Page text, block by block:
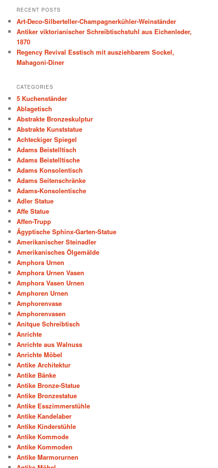
r
h
RECENT POSTS
Art-Deco-Silberteller-Champagnerkühler-Weinständer
Antiker viktorianischer Schreibtischstuhl aus Eichenleder,
1870
Regency Revival Esstisch mit ausziehbarem Sockel,
Mahagoni-Diner
CATEGORIES
5 Kuchenständer
Ablagetisch
Abstrakte Bronzeskulptur
Abstrakte Kunststatue
Achteckiger Spiegel
Adams Beistelltisch
Adams Beistelltische
Adams Konsolentisch
Adams Seitenschränke
Adams-Konsolentische
Adler Statue
Affe Statue
Affen-Trupp
Ägyptische Sphinx-Garten-Statue
Amerikanischer Steinadler
Amerikanisches Ölgemälde
Amphora Urnen
Amphora Urnen Vasen
Amphora Vasen Urnen
Amphoren Urnen
Amphorenvase
Amphorenvasen
Anitque Schreibtisch
Anrichte
Anrichte aus Walnuss
Anrichte Möbel
Antike Architektur
Antike Bänke
Antike Bronze-Statue
Antike Bronzestatue
Antike Esszimmerstühle
Antike Kandelaber
Antike Kinderstühle
Antike Kommode
Antike Kommoden
Antike Marmorurnen